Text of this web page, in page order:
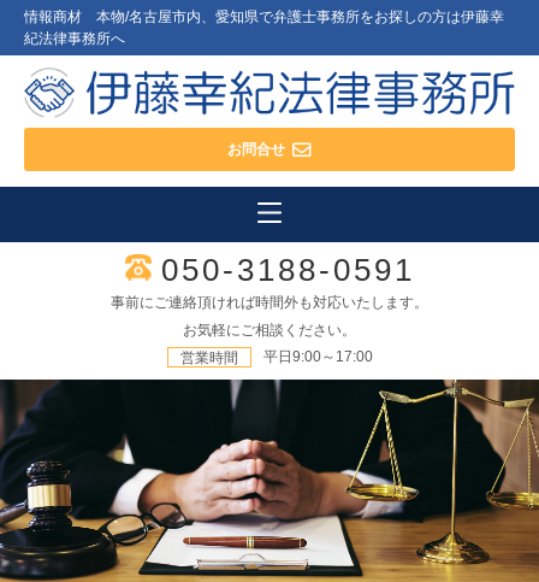
情報商材 本物/名古屋市内、愛知県で弁護士事務所をお探しの方は伊藤幸
紀法律事務所へ
お問合せ
050-3188-0591
事前にご連絡頂ければ時間外も対応いたします。
お気軽にご相談ください。
営業時間
平日9:00～17:00